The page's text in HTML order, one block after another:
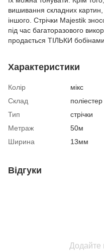
вишивання складних
іншого. Стрічки Majestik
під час багаторазового
продається ТІЛЬКИ
Характеристики
Колір
мікс
Склад
поліестер
Тип
стрічки
Метраж
50м
Ширина
13мм
Відгуки
Додайте